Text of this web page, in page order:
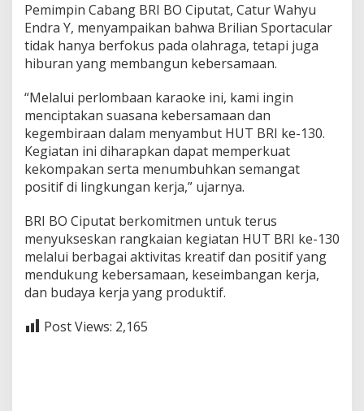
Pemimpin Cabang BRI BO Ciputat, Catur Wahyu
Endra Y, menyampaikan bahwa Brilian Sportacular
tidak hanya berfokus pada olahraga, tetapi juga
hiburan yang membangun kebersamaan.
“Melalui perlombaan karaoke ini, kami ingin
menciptakan suasana kebersamaan dan
kegembiraan dalam menyambut HUT BRI ke-130.
Kegiatan ini diharapkan dapat memperkuat
kekompakan serta menumbuhkan semangat
positif di lingkungan kerja,” ujarnya.
BRI BO Ciputat berkomitmen untuk terus
menyukseskan rangkaian kegiatan HUT BRI ke-130
melalui berbagai aktivitas kreatif dan positif yang
mendukung kebersamaan, keseimbangan kerja,
dan budaya kerja yang produktif.
Post Views: 2,165